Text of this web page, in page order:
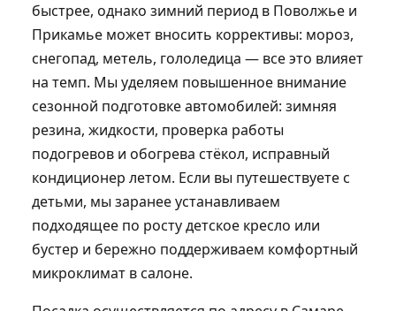
быстрее, однако зимний период в Поволжье и
Прикамье может вносить коррективы: мороз,
снегопад, метель, гололедица — все это влияет
на темп. Мы уделяем повышенное внимание
сезонной подготовке автомобилей: зимняя
резина, жидкости, проверка работы
подогревов и обогрева стёкол, исправный
кондиционер летом. Если вы путешествуете с
детьми, мы заранее устанавливаем
подходящее по росту детское кресло или
бустер и бережно поддерживаем комфортный
микроклимат в салоне.